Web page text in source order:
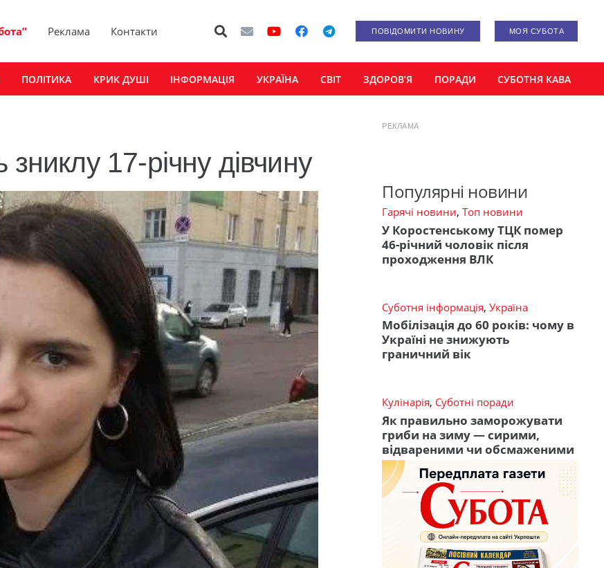
Реклама Контакти ПОВІДОМИТИ НОВИНУ МОЯ СУБОТА
ПОЛІТИКА КРИК ДУШІ ІНФОРМАЦІЯ УКРАЇНА СВІТ ЗДОРОВ’Я ПОРАДИ СУБОТНЯ КАВА
17-річну дівчину
РЕКЛАМА
Популярні новини
Гарячі новини, Топ новини
У Коростенському ТЦК помер
46-річний чоловік після
проходження ВЛК
Суботня інформація, Україна
Мобілізація до 60 років: чому в
Україні не знижують
граничний вік
Кулінарія, Суботні поради
Як правильно заморожувати
гриби на зиму — сирими,
відвареними чи обсмаженими